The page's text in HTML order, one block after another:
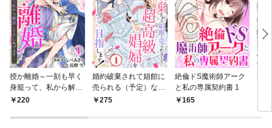
授か離婚～一刻も早く
身籠って、私から解放
してさしあげます！1
220
婚約破棄されて娼館に
売られる（予定）なの
で、超高級娼婦を目指
275
絶倫ドS魔術師アーク
と私の専属契約書 1
165
私
婚